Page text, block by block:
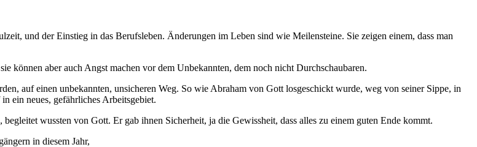
und der Einstieg in das Berufsleben. Änderungen im Leben sind wie Meilensteine. Sie zeigen einem, dass man
können aber auch Angst machen vor dem Unbekannten, dem noch nicht Durchschaubaren.
auf einen unbekannten, unsicheren Weg. So wie Abraham von Gott losgeschickt wurde, weg von seiner Sippe, in
ein neues, gefährliches Arbeitsgebiet.
wussten von Gott. Er gab ihnen Sicherheit, ja die Gewissheit, dass alles zu einem guten Ende kommt.
in diesem Jahr,